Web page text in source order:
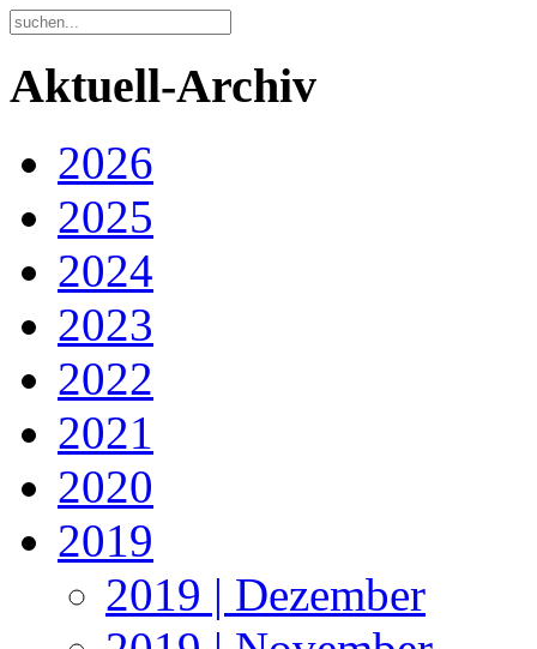
Aktuell-Archiv
2026
2025
2024
2023
2022
2021
2020
2019
2019 | Dezember